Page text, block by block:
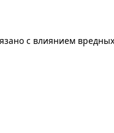
с влиянием